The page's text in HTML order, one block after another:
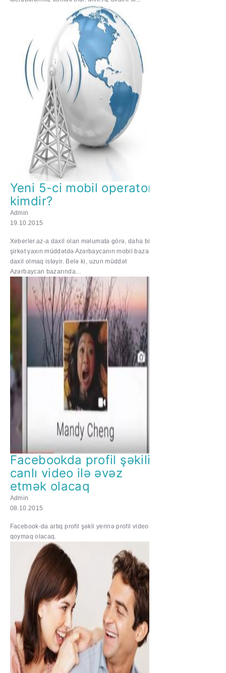
Yeni 5-ci mobil operator
kimdir?
Admin
19.10.2015
Xeberler.az-a daxil olan məlumata görə, daha bir
şirkət yaxın müddətdə Azərbaycanın mobil bazarına
daxil olmaq istəyir. Belə ki, uzun müddət
Azərbaycan bazarında...
Facebookda profil şəkilini
canlı video ilə əvəz
etmək olacaq
Admin
08.10.2015
Facebook-da artıq profil şəkli yerinə profil videosu
qoymaq olacaq.